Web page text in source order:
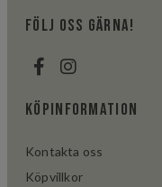
följ oss gärna!
Köpinformation
Kontakta oss
Köpvillkor